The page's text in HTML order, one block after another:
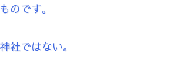
のです。
社ではない。